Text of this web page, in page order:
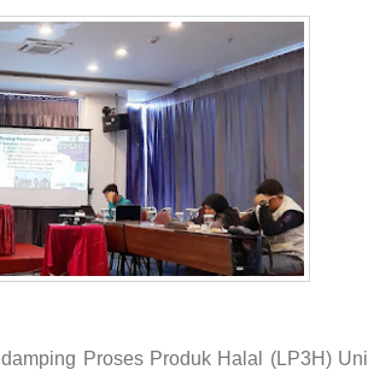
Proses Produk Halal (LP3H)